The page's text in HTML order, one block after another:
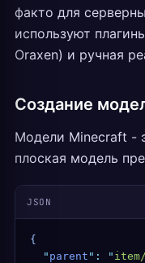
факто для
используют
Oraxen) и ручная
Создание
Модели Minecraft -
плоская модель
JSON
{
  "
parent " : "